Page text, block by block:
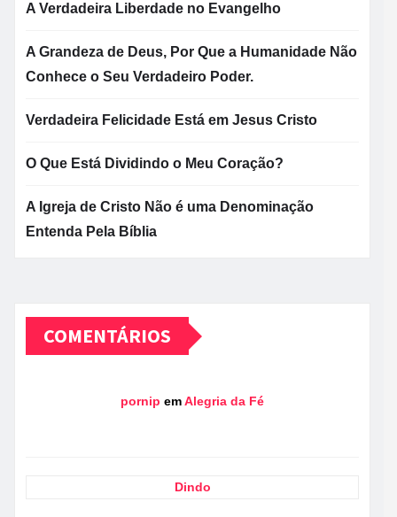
A Verdadeira Liberdade no Evangelho
A Grandeza de Deus, Por Que a Humanidade Não
Conhece o Seu Verdadeiro Poder.
Verdadeira Felicidade Está em Jesus Cristo
O Que Está Dividindo o Meu Coração?
A Igreja de Cristo Não é uma Denominação
Entenda Pela Bíblia
COMENTÁRIOS
pornip emAlegria da Fé
Dindo